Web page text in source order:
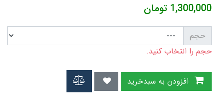
1,300,000 تومان
حجم
حجم را انتخاب کنید.